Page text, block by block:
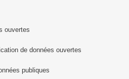
ouvertes
de données ouvertes
publiques